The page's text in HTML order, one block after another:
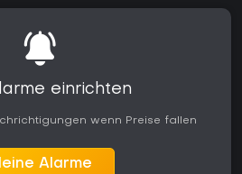
einrichten
wenn Preise fallen
Alarme